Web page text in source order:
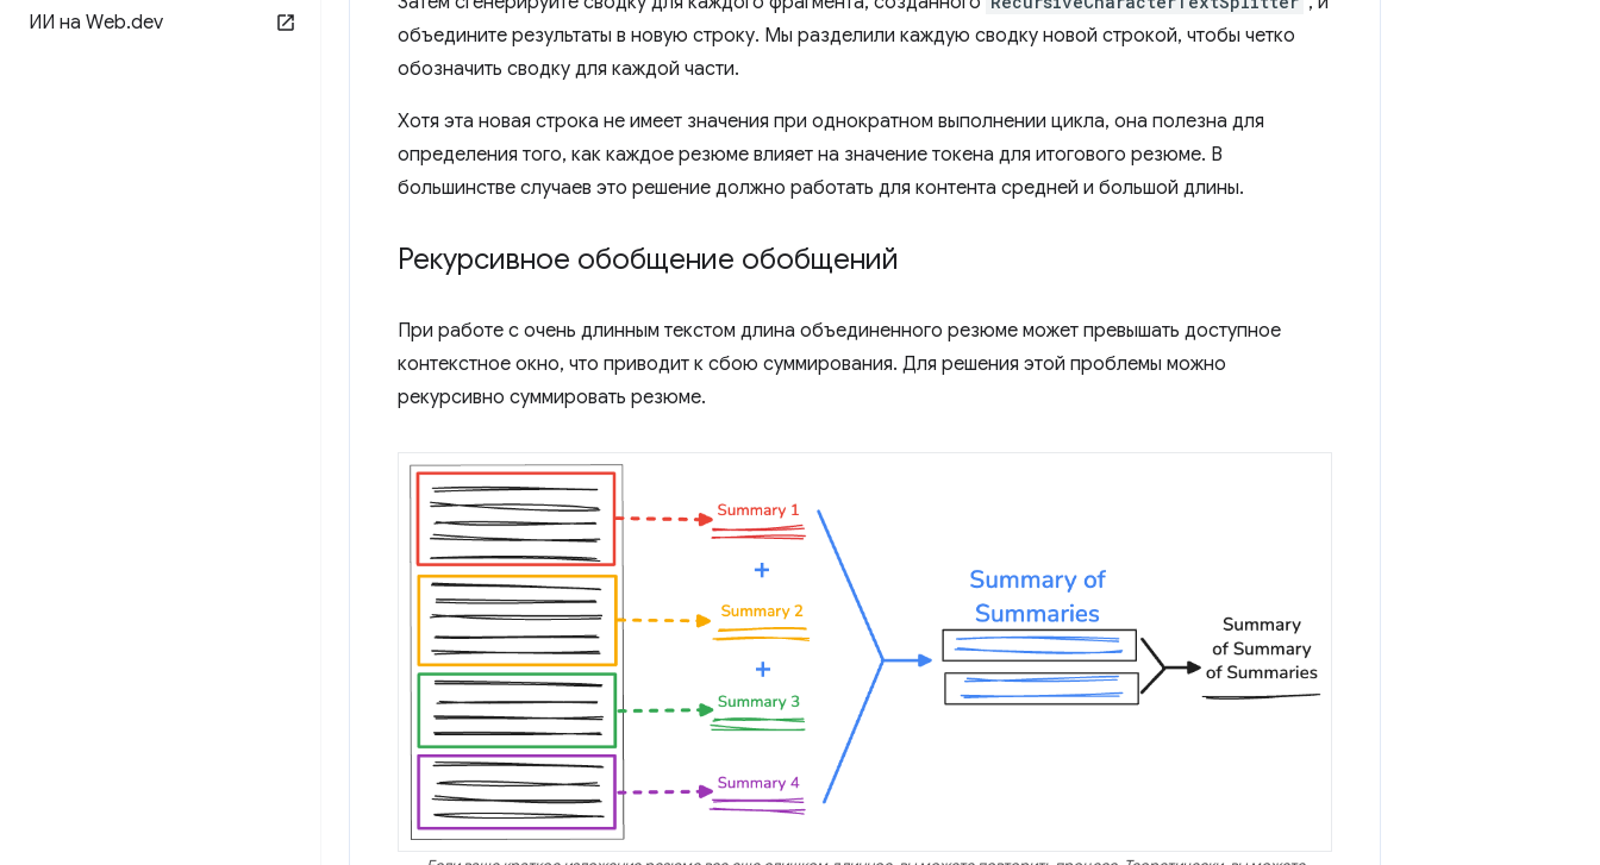
ИИ на Web.dev
объедините результаты в новую строку. Мы разделили каждую сводку новой строкой, чтобы четко
обозначить сводку для каждой части.
Хотя эта новая строка не имеет значения при однократном выполнении цикла, она полезна для
определения того, как каждое резюме влияет на значение токена для итогового резюме. В
большинстве случаев это решение должно работать для контента средней и большой длины.
Рекурсивное обобщение обобщений
При работе с очень длинным текстом длина объединенного резюме может превышать доступное
контекстное окно, что приводит к сбою суммирования. Для решения этой проблемы можно
рекурсивно суммировать резюме.